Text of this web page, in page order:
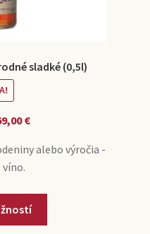
sladké (0,5l)
€
alebo výročia -